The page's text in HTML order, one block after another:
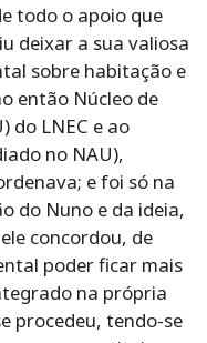
todo o apoio que
deixar a sua valiosa
sobre habitação e
então Núcleo de
do LNEC e ao
no NAU),
e foi só na
do Nuno e da ideia,
concordou, de
poder ficar mais
na própria
procedeu, tendo-se